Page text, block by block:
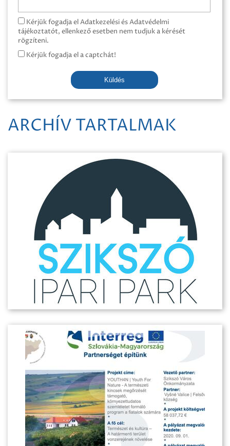
Kérjük fogadja el Adatkezelési és Adatvédelmi
tájékoztatót, ellenkező esetben nem tudjuk a kérését
rögzíteni.
Kérjük fogadja el a captchát!
Küldés
ARCHÍV TARTALMAK